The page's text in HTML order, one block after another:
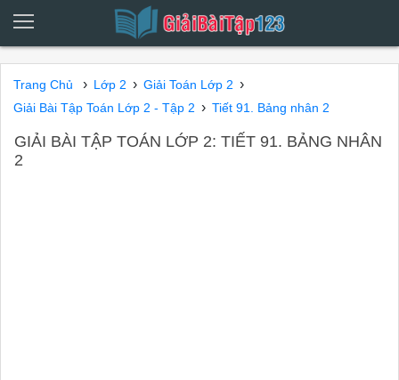
Trang Chủ › Lớp 2 › Giải Toán Lớp 2 ›
Giải Bài Tập Toán Lớp 2 - Tập 2 › Tiết 91. Bảng nhân 2
GIẢI BÀI TẬP TOÁN LỚP 2: TIẾT 91. BẢNG NHÂN
2